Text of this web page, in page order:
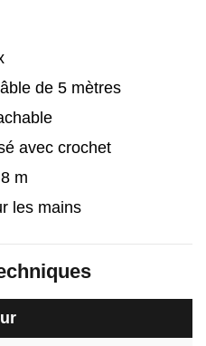
de 5 mètres
avec crochet
m
les mains